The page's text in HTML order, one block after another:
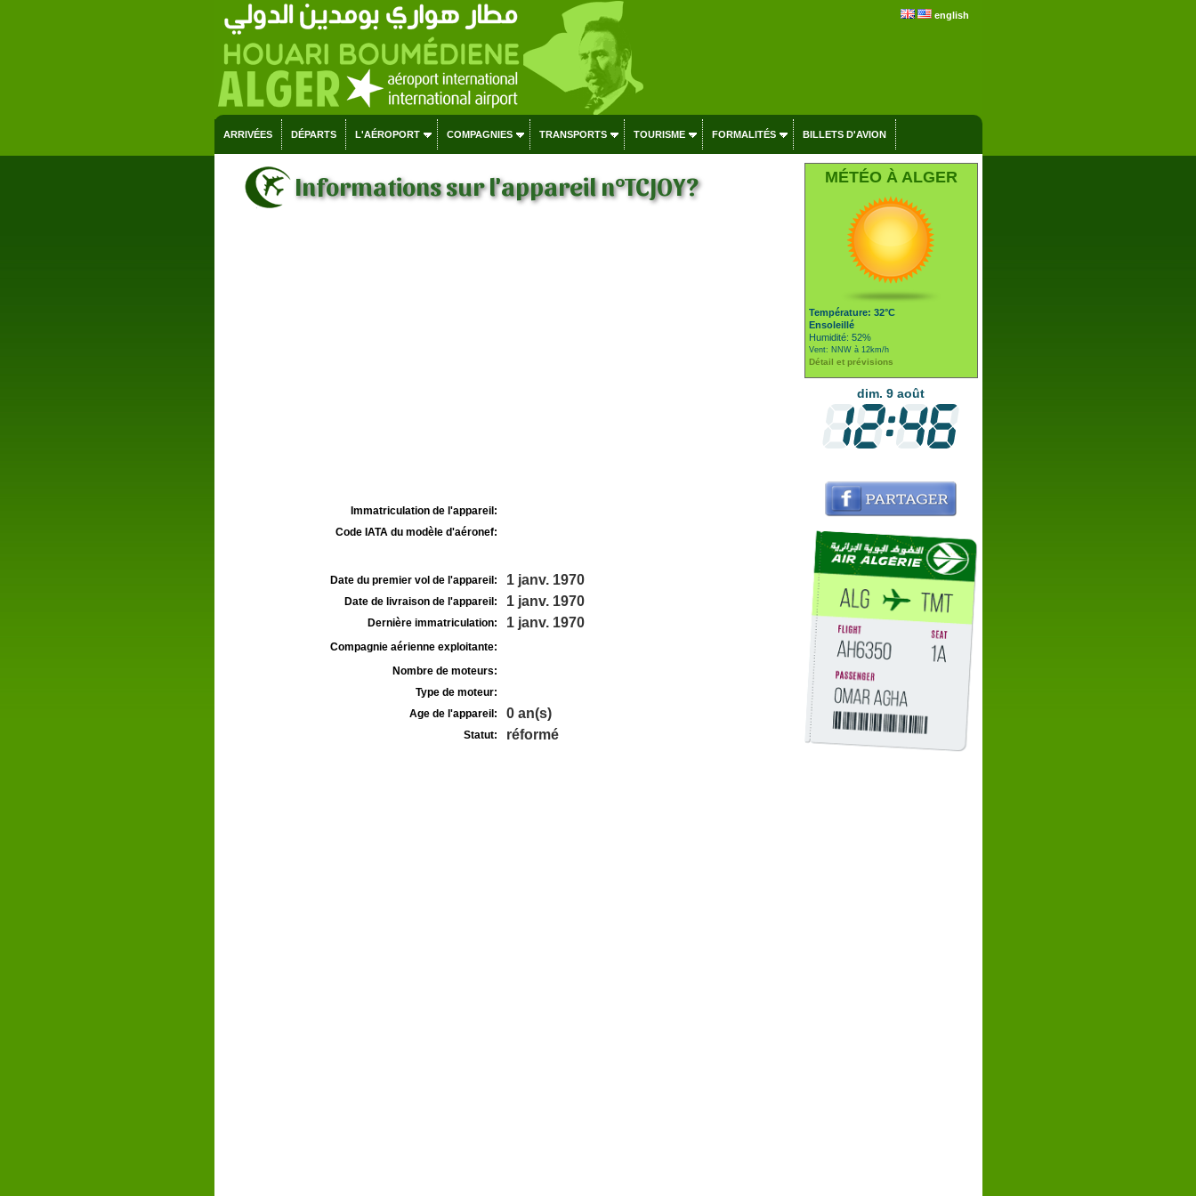
english
ARRIVÉES DÉPARTS L'AÉROPORT COMPAGNIES TRANSPORTS TOURISME FORMALITÉS BILLETS D'AVION
Informations sur l'appareil n°TCJOY?
Immatriculation de l'appareil:
Code IATA du modèle d'aéronef:
Date du premier vol de l'appareil: 1 janv. 1970
Date de livraison de l'appareil: 1 janv. 1970
Dernière immatriculation: 1 janv. 1970
Compagnie aérienne exploitante:
Nombre de moteurs:
Type de moteur:
Age de l'appareil:
0 an(s)
Statut: réformé
MÉTÉO À ALGER
Température: 32°C
Ensoleillé
Humidité: 52%
Vent: NNW à 12km/h
Détail et prévisions
dim. 9 août